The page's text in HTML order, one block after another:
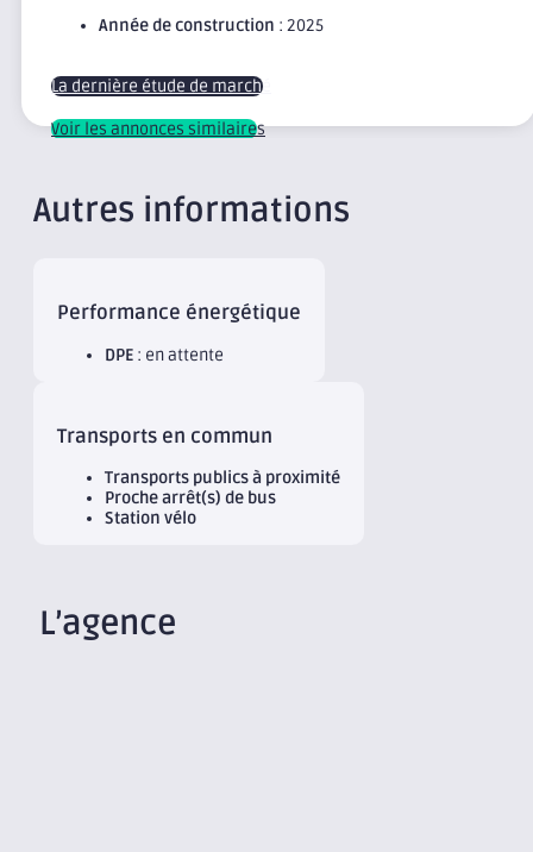
Année de construction : 2025
La dernière étude de marché
Voir les annonces similaires
Autres informations
Performance énergétique
DPE : en attente
Transports en commun
Transports publics à proximité
Proche arrêt(s) de bus
Station vélo
L’agence